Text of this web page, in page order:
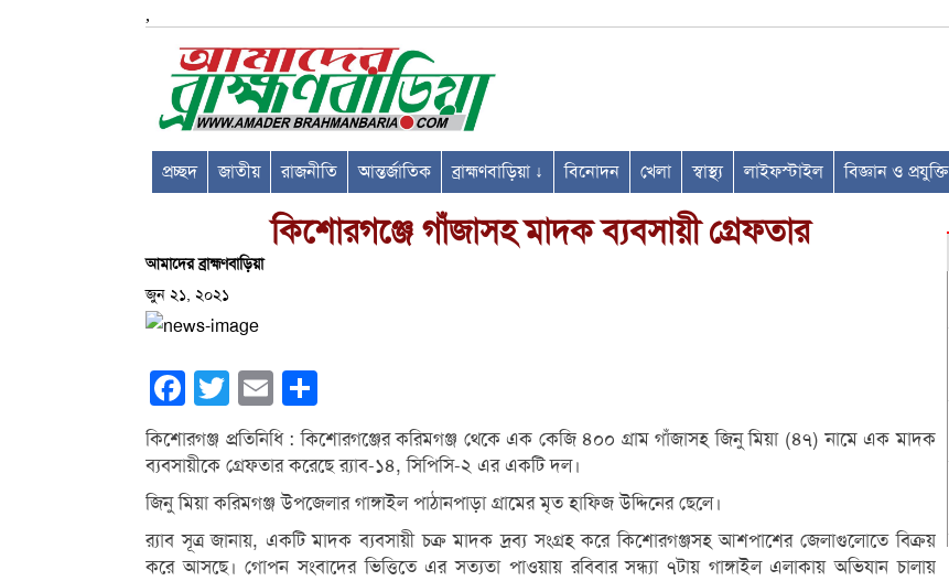
,
প্রচ্ছদ জাতীয় রাজনীতি আন্তর্জাতিক ব্রাহ্মণবাড়িয়া ↓ বিনোদন খেলা স্বাস্থ্য লাইফস্টাইল বিজ্ঞান ও প্রযুক্তি
কিশোরগঞ্জে গাঁজাসহ মাদক ব্যবসায়ী গ্রেফতার
আমাদের ব্রাহ্মণবাড়িয়া
জুন ২১, ২০২১
Facebook
Twitter Email
কিশোরগঞ্জ প্রতিনিধি : কিশোরগঞ্জের করিমগঞ্জ থেকে এক কেজি ৪০০ গ্রাম গাঁজাসহ জিনু মিয়া (৪৭) নামে এক মাদক
ব্যবসায়ীকে গ্রেফতার করেছে র‌্যাব-১৪, সিপিসি-২ এর একটি দল।
জিনু মিয়া করিমগঞ্জ উপজেলার গাঙ্গাইল পাঠানপাড়া গ্রামের মৃত হাফিজ উদ্দিনের ছেলে।
র‌্যাব সূত্র জানায়, একটি মাদক ব্যবসায়ী চক্র মাদক দ্রব্য সংগ্রহ করে কিশোরগঞ্জসহ আশপাশের জেলাগুলোতে বিক্রয়
করে আসছে। গোপন সংবাদের ভিত্তিতে এর সত্যতা পাওয়ায় রবিবার সন্ধ্যা ৭টায় গাঙ্গাইল এলাকায় অভিযান চালায়